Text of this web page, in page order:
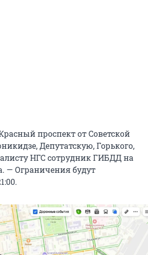
проспект от Советской
Депутатскую, Горького,
НГС сотрудник ГИБДД на
— Ограничения будут